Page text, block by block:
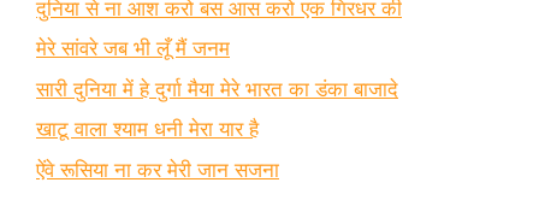
दुनिया से ना आश करो बस आस करो एक गिरधर की
मेरे सांवरे जब भी लूँ मैं जनम
सारी दुनिया में हे दुर्गा मैया मेरे भारत का डंका बाजादे
खाटू वाला श्याम धनी मेरा यार है
ऐंवे रूसिया ना कर मेरी जान सजना